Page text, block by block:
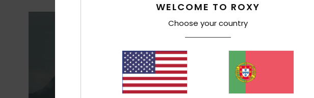
MANTÉM-TE
RESISTÊNCIA À ÁGUA
WELCOME TO ROXY
Choose your country